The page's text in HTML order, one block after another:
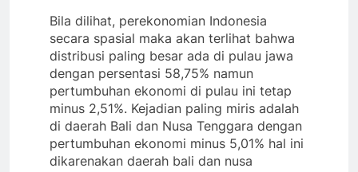
Bila dilihat, perekonomian Indonesia
secara spasial maka akan terlihat bahwa
distribusi paling besar ada di pulau jawa
dengan persentasi 58,75% namun
pertumbuhan ekonomi di pulau ini tetap
minus 2,51%. Kejadian paling miris adalah
di daerah Bali dan Nusa Tenggara dengan
pertumbuhan ekonomi minus 5,01% hal ini
dikarenakan daerah bali dan nusa